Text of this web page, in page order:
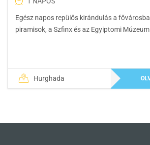
Egész napos repülős kirándulás a
piramisok, a Szfinx és az Egyiptomi
Hurghada